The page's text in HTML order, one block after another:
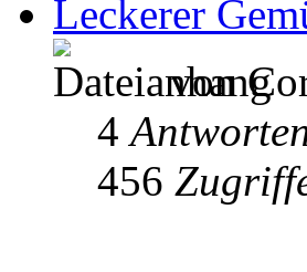
Leckerer
von
4
456